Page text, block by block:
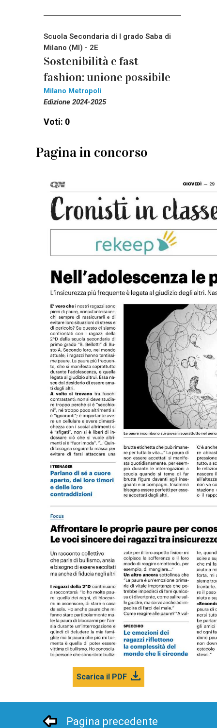
Scuola Secondaria di I grado Saba di
Milano (MI) - 2E
Sostenibilità e fast
fashion: unione possibile
Milano Metropoli
Edizione 2024-2025
Voti: 0
Pagina in concorso
Scarica il PDF
Pagina precedente